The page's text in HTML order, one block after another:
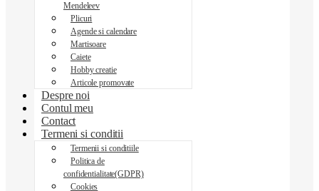
Mendeleev
Plicuri
Agende si calendare
Martisoare
Caiete
Hobby creatie
Articole promovate
Despre noi
Contul meu
Contact
Termeni si conditii
Termenii si conditiile
Politica de
confidentialitate(GDPR)
Cookies